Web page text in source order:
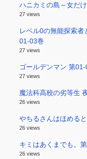
ハニカミの島～女だ
27 views
レベル0の無能探索
01-03巻
27 views
ゴールデンマン 第01-
27 views
魔法科高校の劣等生
26 views
やちるさんはほめる
26 views
キミはあくまでも。
26 views